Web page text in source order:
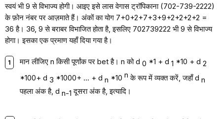
स्वयं भी 9 से विभाज्य होगी। आइए इसे लास वेगास ट्रॉपिकाना (702-739-2222)
के फ़ोन नंबर पर आज़माते हैं। अंकों का योग 7+0+2+7+3+9+2+2+2+2 =
36 है। 36, 9 से बराबर विभाजित होता है, इसलिए 702739222 भी 9 से विभाज्य
होगा। इसका एक प्रमाण यहाँ दिया गया है।
मान लीजिए n किसी पूर्णांक पर bet है। n को d 0 *1 + d 1 *10 + d 2
*100+ d 3 *1000+ ... + d n *10 n के रूप में व्यक्त करें, जहाँ d n
पहला अंक है, d n-1 दूसरा अंक है, इत्यादि।